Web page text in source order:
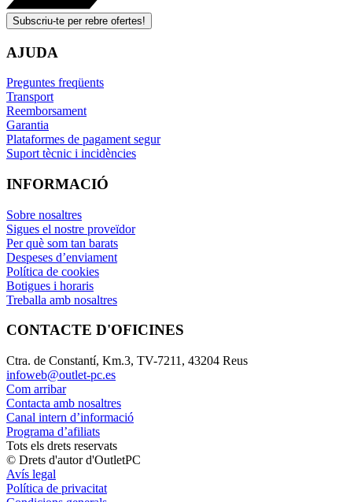
Subscriu-te per rebre ofertes!
AJUDA
Preguntes freqüents
Transport
Reemborsament
Garantia
Plataformes de pagament segur
Suport tècnic i incidències
INFORMACIÓ
Sobre nosaltres
Sigues el nostre proveïdor
Per què som tan barats
Despeses d’enviament
Política de cookies
Botigues i horaris
Treballa amb nosaltres
CONTACTE D'OFICINES
Ctra. de Constantí, Km.3, TV-7211, 43204 Reus
infoweb@outlet-pc.es
Com arribar
Contacta amb nosaltres
Canal intern d’informació
Programa d’afiliats
Tots els drets reservats
© Drets d'autor d'OutletPC
Avís legal
Política de privacitat